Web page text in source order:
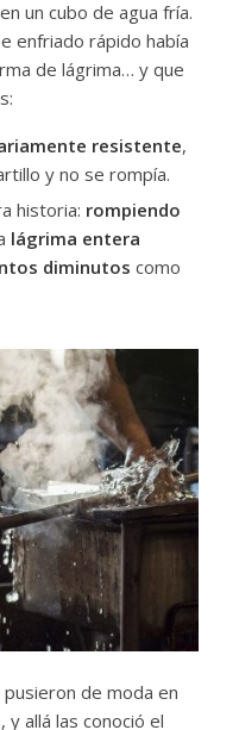
un cubo de agua fría.
enfriado rápido había
de lágrima… y que
resistente,
y no se rompía.
historia: rompiendo
lágrima entera
diminutos como
pusieron de moda en
y allá las conoció el